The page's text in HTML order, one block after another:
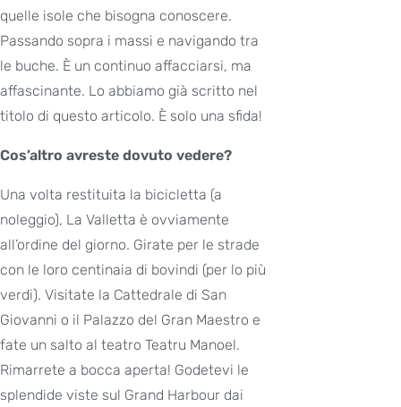
quelle isole che bisogna conoscere.
Passando sopra i massi e navigando tra
le buche. È un continuo affacciarsi, ma
affascinante. Lo abbiamo già scritto nel
titolo di questo articolo. È solo una sfida!
Cos’altro avreste dovuto vedere?
Una volta restituita la bicicletta (a
noleggio), La Valletta è ovviamente
all’ordine del giorno. Girate per le strade
con le loro centinaia di bovindi (per lo più
verdi). Visitate la Cattedrale di San
Giovanni o il Palazzo del Gran Maestro e
fate un salto al teatro Teatru Manoel.
Rimarrete a bocca aperta! Godetevi le
splendide viste sul Grand Harbour dai